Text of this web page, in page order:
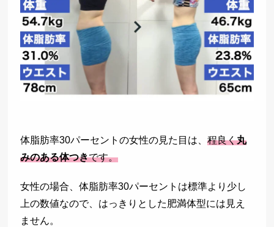
体脂肪率30パーセントの女性の見た目は、程良く丸
みのある体つきです。
女性の場合、体脂肪率30パーセントは標準より少し
上の数値なので、はっきりとした肥満体型には見え
ません。